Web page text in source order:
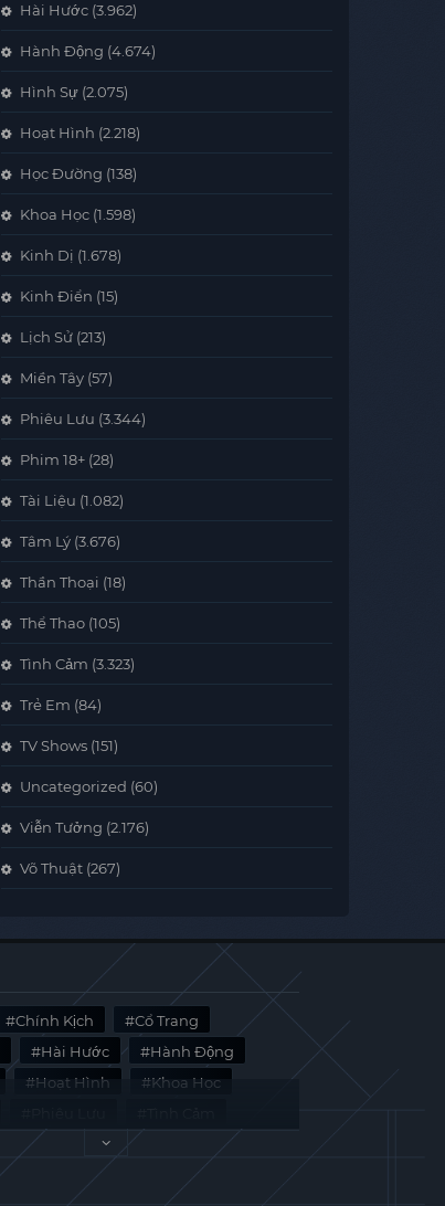
Hài Hước (3.962)
Hành Động (4.674)
Hình Sự (2.075)
Hoạt Hình (2.218)
Học Đường (138)
Khoa Học (1.598)
Kinh Dị (1.678)
Kinh Điển (15)
Lịch Sử (213)
Miền Tây (57)
Phiêu Lưu (3.344)
Phim 18+ (28)
Tài Liệu (1.082)
Tâm Lý (3.676)
Thần Thoại (18)
Thể Thao (105)
Tình Cảm (3.323)
Trẻ Em (84)
TV Shows (151)
Uncategorized (60)
Viễn Tưởng (2.176)
Võ Thuật (267)
Chính Kịch
Cổ Trang
Hài Hước
Hành Động
Hoạt Hình
Khoa Học
Tâm Lý Viễn Tưởng